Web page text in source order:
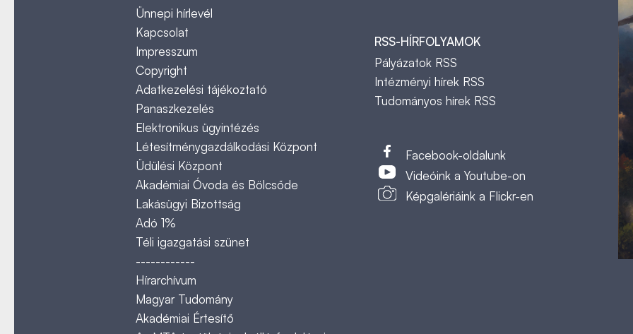
Ünnepi hírlevél
Kapcsolat
Impresszum
Copyright
Adatkezelési tájékoztató
Panaszkezelés
Elektronikus ügyintézés
Létesítménygazdálkodási Központ
Üdülési Központ
Akadémiai Óvoda és Bölcsőde
Lakásügyi Bizottság
Adó 1%
Téli igazgatási szünet
------------
Hírarchívum
Magyar Tudomány
Akadémiai Értesítő
RSS-HÍRFOLYAMOK
Pályázatok RSS
Intézményi hírek RSS
Tudományos hírek RSS
Facebook-oldalunk
Videóink a Youtube-on
Képgalériáink a Flickr-en